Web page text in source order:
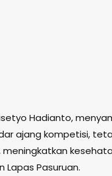
Hadianto,
ajang kompetisi,
Pasuruan.